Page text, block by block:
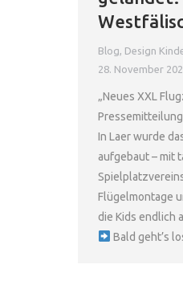
Blog Design
28. November
„Neues XXL
In Laer wurde
aufgebaut – mit
Flügelmontage
die Kids endlich
Bald geht’s